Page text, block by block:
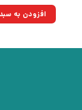
بود.
افزودن به